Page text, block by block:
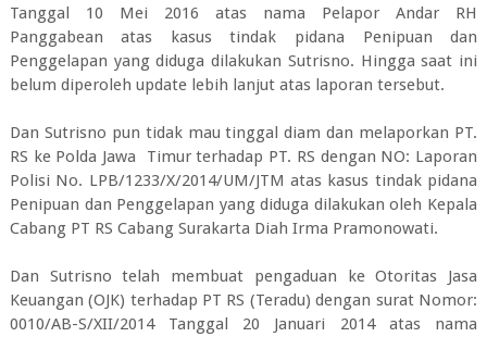
Tanggal 10 Mei 2016 atas nama Pelapor Andar RH
Panggabean atas kasus tindak pidana Penipuan dan
Penggelapan yang diduga dilakukan Sutrisno. Hingga saat ini
belum diperoleh update lebih lanjut atas laporan tersebut.
Dan Sutrisno pun tidak mau tinggal diam dan melaporkan PT.
RS ke Polda Jawa Timur terhadap PT. RS dengan NO: Laporan
Polisi No. LPB/1233/X/2014/UM/JTM atas kasus tindak pidana
Penipuan dan Penggelapan yang diduga dilakukan oleh Kepala
Cabang PT RS Cabang Surakarta Diah Irma Pramonowati.
Dan Sutrisno telah membuat pengaduan ke Otoritas Jasa
Keuangan (OJK) terhadap PT RS (Teradu) dengan surat Nomor:
0010/AB-S/XII/2014 Tanggal 20 Januari 2014 atas nama